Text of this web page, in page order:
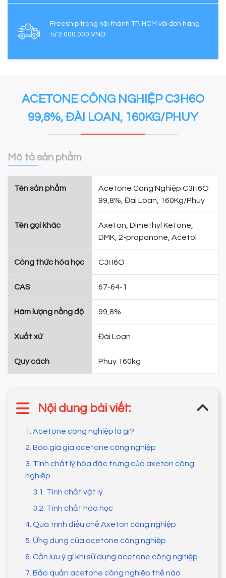
Freeship trong nội thành TP. HCM với đơn hàng
từ 2.000.000 VNĐ
ACETONE CÔNG NGHIỆP C3H6O
99,8%, ĐÀI LOAN, 160KG/PHUY
Mô tả sản phẩm
Tên sản phẩm
Acetone Công Nghiệp C3H6O
99,8%, Đài Loan, 160Kg/Phuy
Tên gọi khác
Axeton, Dimethyl Ketone,
DMK, 2-propanone, Acetol
Công thức hóa học C3H6O
CAS 67-64-1
Hàm lượng nồng độ 99,8%
Xuất xứ Đài Loan
Quy cách Phuy 160kg
Nội dung bài viết:
1. Acetone công nghiệp là gì?
2. Báo giá giá acetone công nghiệp
3. Tính chất lý hóa đặc trưng của axeton công
nghiệp
3.1. Tính chất vật lý
3.2. Tính chất hóa học
4. Quá trình điều chế Axeton công nghiệp
5. Ứng dụng của acetone công nghiệp
6. Cần lưu ý gì khi sử dụng acetone công nghiệp
7. Bảo quản acetone công nghiệp thế nào